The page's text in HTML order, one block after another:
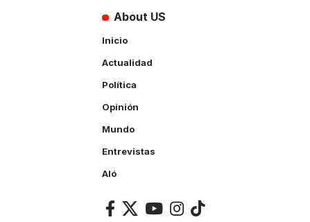
About US
Inicio
Actualidad
Política
Opinión
Mundo
Entrevistas
Aló